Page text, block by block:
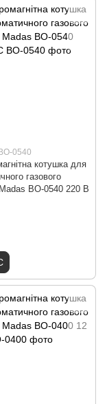
0540
котушка для
газового
ВО-0540 220 В